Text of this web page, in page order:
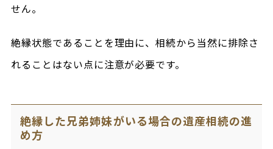
せん。
絶縁状態であることを理由に、相続から当然に排除さ
れることはない点に注意が必要です。
絶縁した兄弟姉妹がいる場合の遺産相続の進
め方